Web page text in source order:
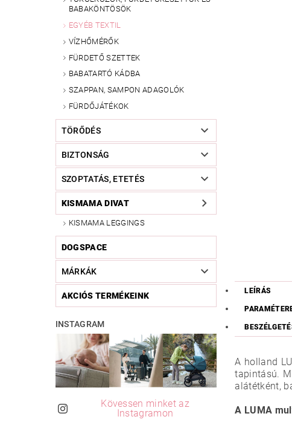
BABAKÖNTÖSÖK
EGYÉB TEXTIL
VÍZHŐMÉRŐK
FÜRDETŐ SZETTEK
BABATARTÓ KÁDBA
SZAPPAN, SAMPON ADAGOLÓK
FÜRDŐJÁTÉKOK
TÖRŐDÉS
BIZTONSÁG
SZOPTATÁS, ETETÉS
KISMAMA DIVAT
KISMAMA LEGGINGS
DOGSPACE
MÁRKÁK
AKCIÓS TERMÉKEINK
INSTAGRAM
Kövessen minket az
Instagramon
LEÍRÁS
A holland
tapintású.
alátétként,
A LUMA